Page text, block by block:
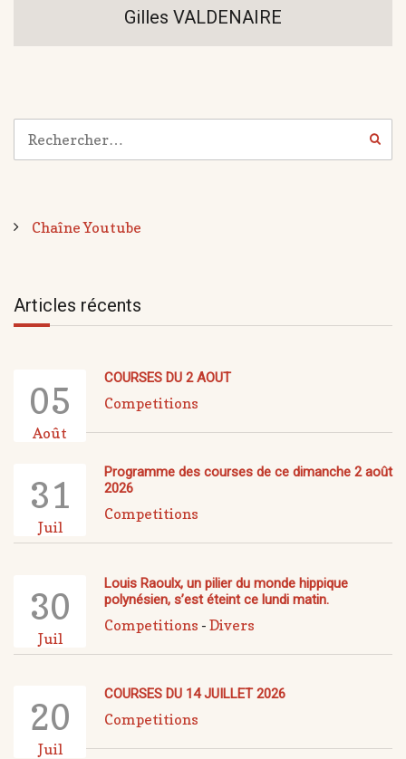
Gilles VALDENAIRE
Chaîne Youtube
Articles récents
05
Août
COURSES DU 2 AOUT
Competitions
31
Juil
Programme des courses de ce dimanche 2 août
2026
Competitions
30
Juil
Louis Raoulx, un pilier du monde hippique
polynésien, s’est éteint ce lundi matin.
Competitions - Divers
20
Juil
COURSES DU 14 JUILLET 2026
Competitions